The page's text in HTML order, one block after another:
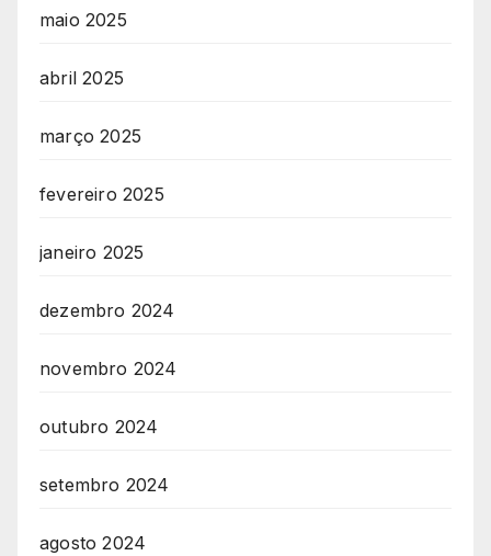
maio 2025
abril 2025
março 2025
fevereiro 2025
janeiro 2025
dezembro 2024
novembro 2024
outubro 2024
setembro 2024
agosto 2024